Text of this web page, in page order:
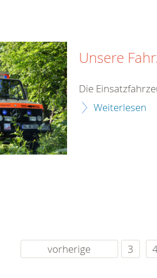
Unsere
Die
Weiterlesen
vorherige
3